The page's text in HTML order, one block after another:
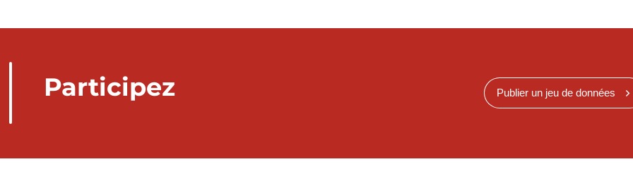
Participez Publier un jeu de données